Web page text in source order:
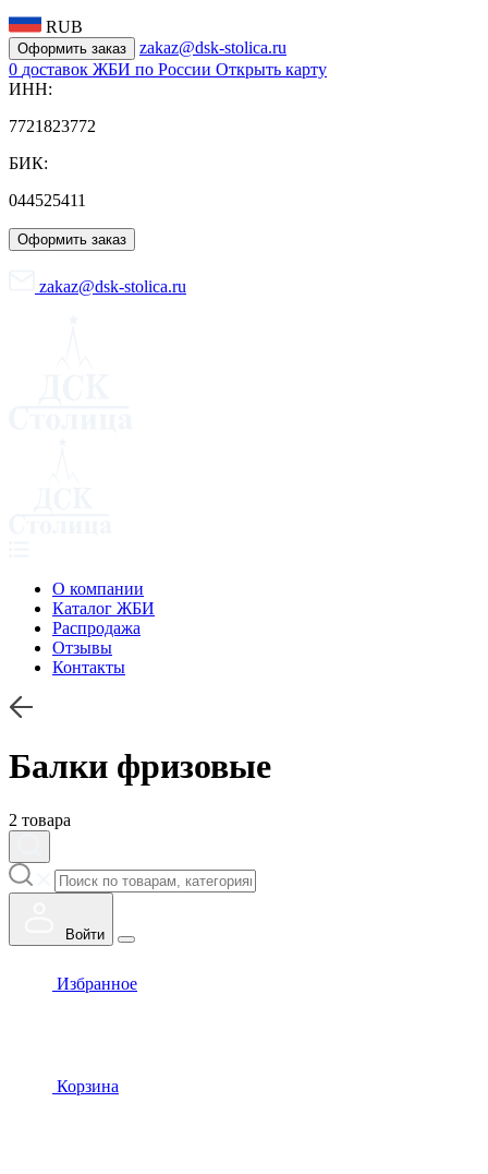
RUB
Оформить заказ
zakaz@dsk-stolica.ru
0 доставок ЖБИ по России Открыть карту
ИНН:
7721823772
БИК:
044525411
Оформить заказ
zakaz@dsk-stolica.ru
О компании
Каталог ЖБИ
Распродажа
Отзывы
Контакты
Балки фризовые
2 товара
Войти
Избранное
Корзина